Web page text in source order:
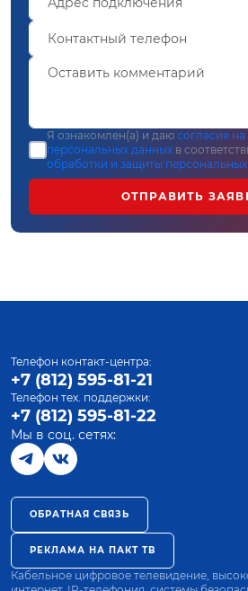
Я ознакомлен(а) и даю согласие
персональных данных в
обработки и защиты
ОТПРАВИТЬ
Телефон контакт-центра:
+7 (812) 595-81-21
Телефон тех. поддержки:
+7 (812) 595-81-22
Мы в соц. сетях:
ОБРАТНАЯ СВЯЗЬ
РЕКЛАМА НА ПАКТ ТВ
Кабельное цифровое телевидение,